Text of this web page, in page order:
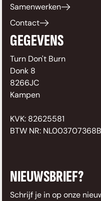
Samenwerken
Contact
GEGEVENS
Turn Don't Burn
Donk 8
8266JC
Kampen
KVK: 82625581
BTW NR:
NIEUWSBRIEF?
Schrijf je in op onze